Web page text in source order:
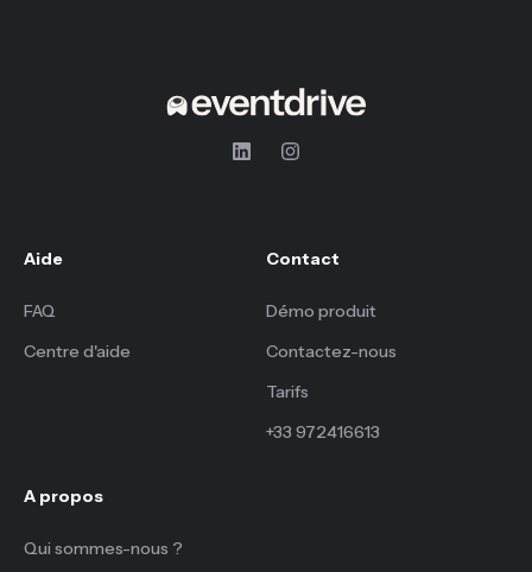
Aide
FAQ
Centre d'aide
Contact
Démo produit
Contactez-nous
Tarifs
+33 972416613
A propos
Qui sommes-nous ?